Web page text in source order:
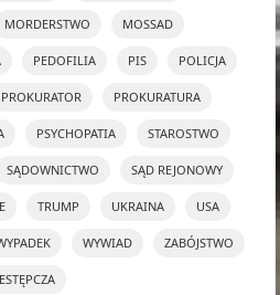
MORDERSTWO MOSSAD
PEDOFILIA PIS POLICJA
PROKURATOR PROKURATURA
PSYCHOPATIA STAROSTWO
SĄDOWNICTWO SĄD REJONOWY
TRUMP UKRAINA USA
WYWIAD ZABÓJSTWO